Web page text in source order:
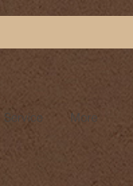
More